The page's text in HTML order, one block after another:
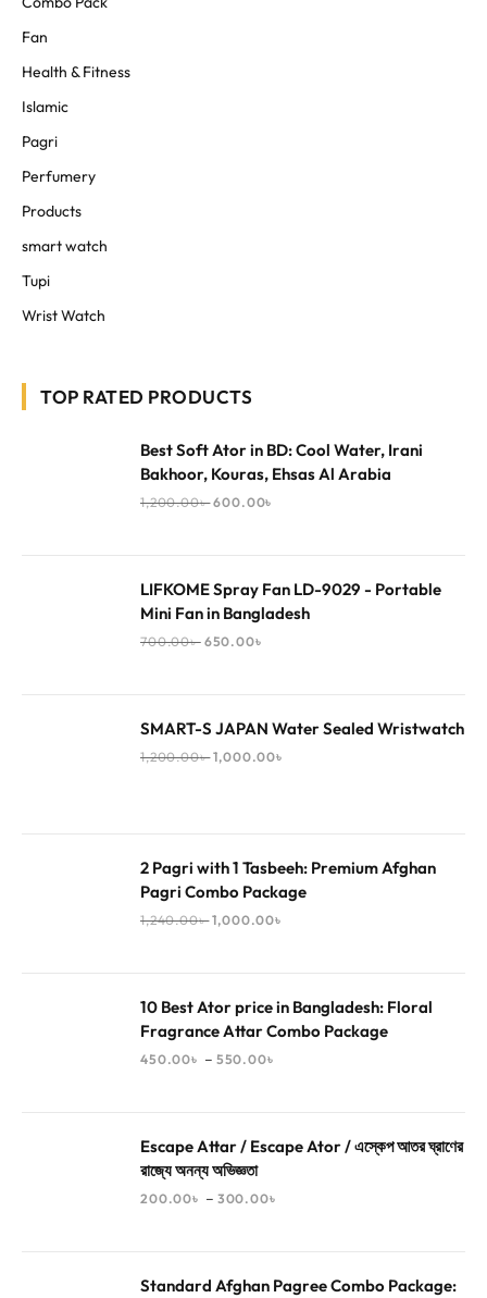
Fan
Health & Fitness
Islamic
Pagri
Perfumery
Products
smart watch
Tupi
Wrist Watch
TOP RATED PRODUCTS
Best Soft Ator in BD: Cool Water, Irani
Bakhoor, Kouras, Ehsas Al Arabia
1,200.00৳ 600.00৳
LIFKOME Spray Fan LD-9029 - Portable
Mini Fan in Bangladesh
700.00৳ 650.00৳
SMART-S JAPAN Water Sealed Wristwatch
1,200.00৳ 1,000.00৳
2 Pagri with 1 Tasbeeh: Premium Afghan
Pagri Combo Package
1,240.00৳ 1,000.00৳
10 Best Ator price in Bangladesh: Floral
Fragrance Attar Combo Package
450.00৳ – 550.00৳
Escape Attar / Escape Ator / এস্কেপ আতর ঘ্রাণের
রাজ্যে অনন্য অভিজ্ঞতা
200.00৳ – 300.00৳
Standard Afghan Pagree Combo Package: